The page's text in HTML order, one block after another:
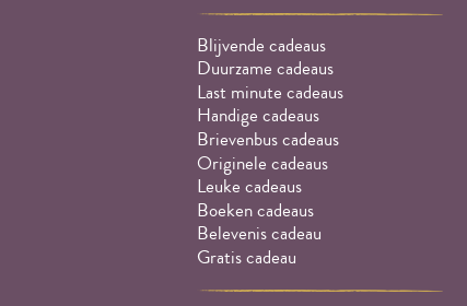
Blijvende cadeaus
Duurzame cadeaus
Last minute cadeaus
Handige cadeaus
Brievenbus cadeaus
Originele cadeaus
Leuke cadeaus
Boeken cadeaus
Belevenis cadeau
Gratis cadeau